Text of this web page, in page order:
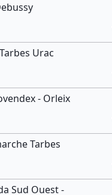
Urac
- Orleix
Tarbes
Sud Ouest -